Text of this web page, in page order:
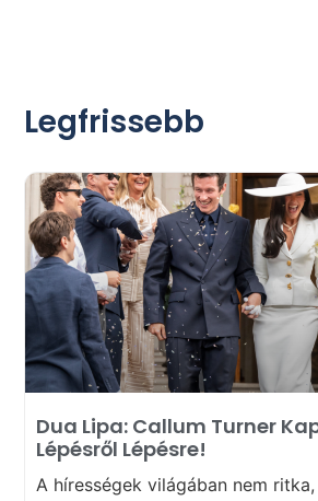
Legfrissebb
Dua Lipa: Callum Turner
Lépésről Lépésre!
A hírességek világában nem